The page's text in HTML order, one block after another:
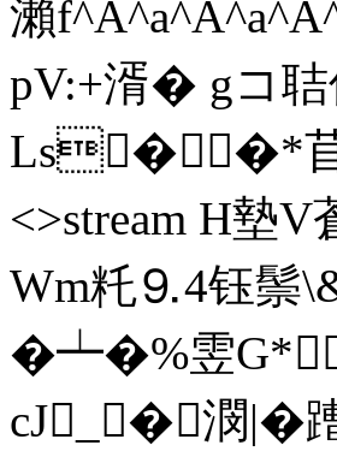
瀨
pV:+湑� gコ聐
Ls��*苜
<>stream H墊V
Wm籷⒐4钰鬃
�┷�%雴
cJ_�潣|�